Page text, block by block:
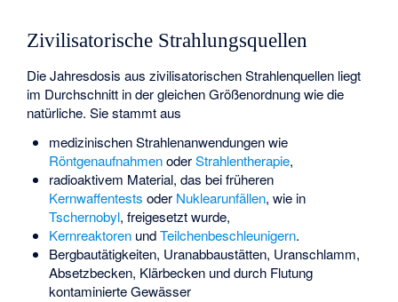
Zivilisatorische Strahlungsquellen
Die Jahresdosis aus zivilisatorischen Strahlenquellen liegt
im Durchschnitt in der gleichen Größenordnung wie die
natürliche. Sie stammt aus
medizinischen Strahlenanwendungen wie
RöntgenaufnahmenoderStrahlentherapie,
radioaktivem Material, das bei früheren
Kernwaffentests oder Nuklearunfällen, wie in
Tschernobyl, freigesetzt wurde,
KernreaktorenundTeilchenbeschleunigern.
Bergbautätigkeiten, Uranabbaustätten, Uranschlamm,
Absetzbecken, Klärbecken und durch Flutung
kontaminierte Gewässer